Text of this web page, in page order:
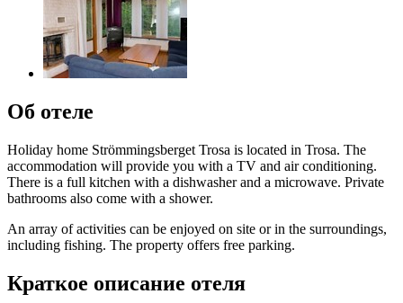
Об отеле
Holiday home Strömmingsberget Trosa is located in Trosa. The
accommodation will provide you with a TV and air conditioning.
There is a full kitchen with a dishwasher and a microwave. Private
bathrooms also come with a shower.
An array of activities can be enjoyed on site or in the surroundings,
including fishing. The property offers free parking.
Краткое описание отеля